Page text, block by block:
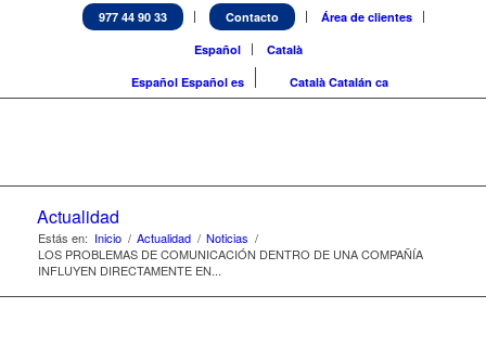
977 44 90 33 Contacto
Área de clientes
Español
Català
Español Español es Català Catalán ca
Actualidad
Estás en: Inicio / Actualidad / Noticias /
LOS PROBLEMAS DE COMUNICACIÓN DENTRO DE UNA COMPAÑÍA
INFLUYEN DIRECTAMENTE EN...